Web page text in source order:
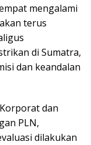
mengalami
terus
di Sumatra,
dan keandalan
dan
PLN,
dilakukan